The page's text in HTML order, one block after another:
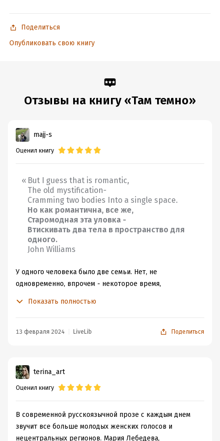
Поделиться
Опубликовать свою книгу
Отзывы на книгу «Там темно»
majj-s
Оценил книгу
But I guess that is romantic,
The old mystification-
Cramming two bodies Into a single space.
Но как романтична, все же,
Старомодная эта уловка -
Втискивать два тела в пространство для
одного.
John Williams
У одного человека было две семьи. Нет, не
одновременно, впрочем - некоторое время,
дочь; а с другой яркие чувства, нежность и уже тоже
девочку, что папа и мама любят ее, хотя не живут
вместе (в полном соответствии с заветами "Улицы
Сезам" из девяностых). И папа Киры стал папой Яси, то
заговорил с девочкой о сестренке, но тотчас понял, что
не встречает отклика, и форма прощания, не
проговариваемая, но подразумеваемая "еду к (имя)"
Показать полностью
13 февраля 2024 LiveLib Поделиться
terina_art
Оценил книгу
В современной русскоязычной прозе с каждым днем
звучит все больше молодых женских голосов и
нецентральных регионов. Мария Лебедева,